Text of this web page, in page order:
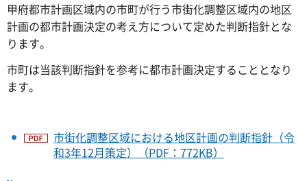
甲府都市計画区域内の市町が行う市街化調整区域内の地区
計画の都市計画決定の考え方について定めた判断指針とな
ります。
市町は当該判断指針を参考に都市計画決定することとなり
ます。
市街化調整区域における地区計画の判断指針（令
和3年12月策定）（PDF：772KB）